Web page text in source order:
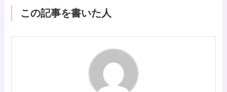
この記事を書いた人